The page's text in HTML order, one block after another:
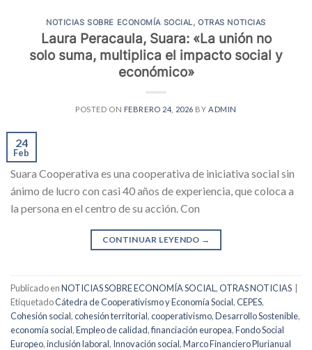
NOTICIAS SOBRE ECONOMÍA SOCIAL,OTRAS NOTICIAS
Laura Peracaula, Suara: «La unión no
solo suma, multiplica el impacto social y
económico»
POSTED ON FEBRERO 24, 2026 BY ADMIN
24
Feb
Suara Cooperativa es una cooperativa de iniciativa social sin
ánimo de lucro con casi 40 años de experiencia, que coloca a
la persona en el centro de su acción. Con
CONTINUAR LEYENDO →
Publicado enNOTICIAS SOBRE ECONOMÍA SOCIAL ,OTRAS NOTICIAS
EtiquetadoCátedra de Cooperativismo y Economía Social,CEPES,
Cohesión social,cohesión territorial,cooperativismo,Desarrollo Sostenible,
economía social,Empleo de calidad,financiación europea,Fondo Social
Europeo,inclusión laboral, Innovación social,Marco Financiero Plurianual